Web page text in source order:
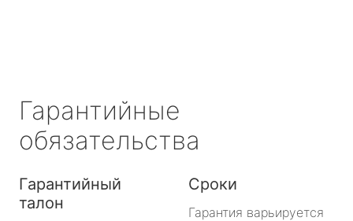
Гарантийные
обязательства
Гарантийный
талон
Сроки
Гарантия варьируется